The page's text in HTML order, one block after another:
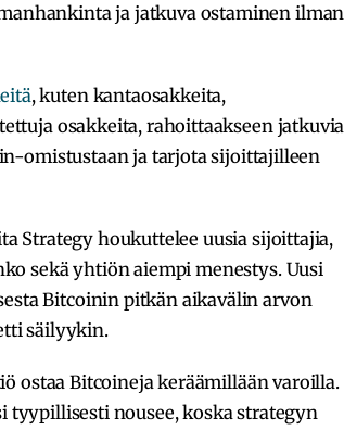
ja jatkuva ostaminen ilman
, kuten kantaosakkeita,
osakkeita, rahoittaakseen jatkuvia
omistustaan ja tarjota sijoittajilleen
Strategy houkuttelee uusia sijoittajia,
sekä yhtiön aiempi menestys. Uusi
Bitcoinin pitkän aikavälin arvon
säilyykin.
ostaa Bitcoineja keräämillään varoilla.
tyypillisesti nousee, koska strategyn